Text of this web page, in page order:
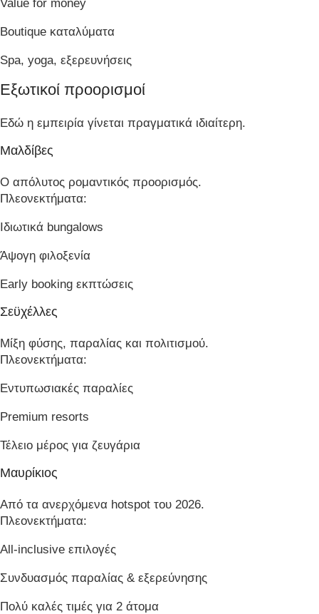
Value for money
Boutique καταλύματα
Spa, yoga, εξερευνήσεις
Εξωτικοί προορισμοί
Εδώ η εμπειρία γίνεται πραγματικά ιδιαίτερη.
Μαλδίβες
Ο απόλυτος ρομαντικός προορισμός.
Πλεονεκτήματα:
Ιδιωτικά bungalows
Άψογη φιλοξενία
Early booking εκπτώσεις
Σεϋχέλλες
Μίξη φύσης, παραλίας και πολιτισμού.
Πλεονεκτήματα:
Εντυπωσιακές παραλίες
Premium resorts
Τέλειο μέρος για ζευγάρια
Μαυρίκιος
Από τα ανερχόμενα hotspot του 2026.
Πλεονεκτήματα:
All-inclusive επιλογές
Συνδυασμός παραλίας & εξερεύνησης
Πολύ καλές τιμές για 2 άτομα